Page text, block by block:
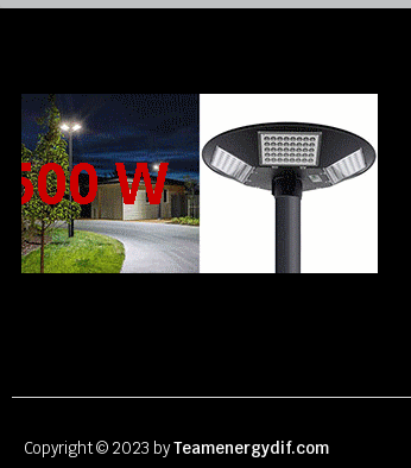
Copyright © 2023 byTeamenergydif.com